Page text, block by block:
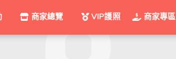
商家總覽 VIP護照 商家專區